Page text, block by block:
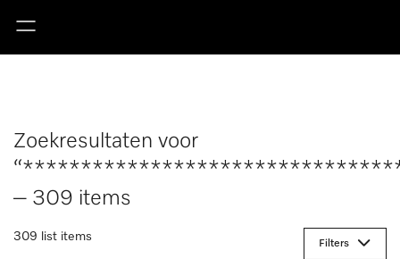
Zoekresultaten voor
– 309 items
309 list items
Filters